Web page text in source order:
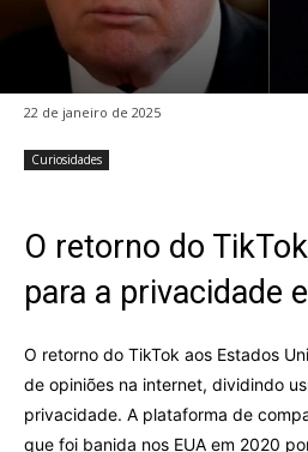
22 de janeiro de 2025
Curiosidades
O retorno do
para a privacidade
O retorno do TikTok aos Estados
de opiniões na internet, dividindo
privacidade. A plataforma de
que foi banida nos EUA em 2020